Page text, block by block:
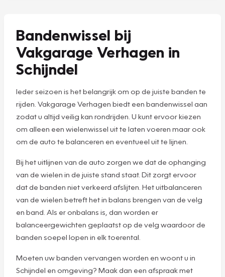
Bandenwissel bij
Vakgarage Verhagen in
Schijndel
Ieder seizoen is het belangrijk om op de juiste banden te
rijden. Vakgarage Verhagen biedt een bandenwissel aan
zodat u altijd veilig kan rondrijden. U kunt ervoor kiezen
om alleen een wielenwissel uit te laten voeren maar ook
om de auto te balanceren en eventueel uit te lijnen.
Bij het uitlijnen van de auto zorgen we dat de ophanging
van de wielen in de juiste stand staat. Dit zorgt ervoor
dat de banden niet verkeerd afslijten. Het uitbalanceren
van de wielen betreft het in balans brengen van de velg
en band. Als er onbalans is, dan worden er
balanceergewichten geplaatst op de velg waardoor de
banden soepel lopen in elk toerental.
Moeten uw banden vervangen worden en woont u in
Schijndel en omgeving? Maak dan een afspraak met